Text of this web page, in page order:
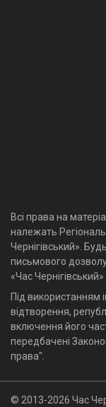
Всі права на
належать
Чернігівський».
письмового
«Час
Під використанням
відтворення,
включення його
передбачені
права".
© 2013-2026 Час